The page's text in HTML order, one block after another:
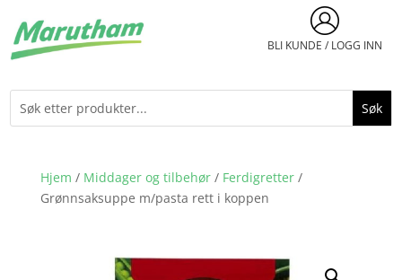
BLI KUNDE / LOGG INN
Hjem / Middager og tilbehør/ Ferdigretter/
Grønnsaksuppe m/pasta rett i koppen